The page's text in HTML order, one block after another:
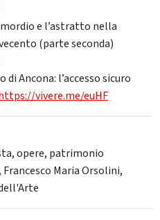
e l’astratto nella
(parte seconda)
Ancona: l’accesso sicuro
vivere.me/euHF
,opere, patrimonio
, Francesco Maria Orsolini,